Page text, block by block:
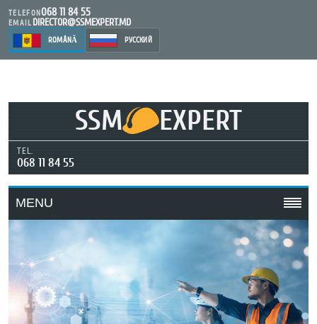
TELEFON068 11 84 55
EMAIL DIRECTOR@SSMEXPERT.MD
ROMÂNĂ РУССКИЙ
SSM EXPERT
TEL.
068 11 84 55
MENU